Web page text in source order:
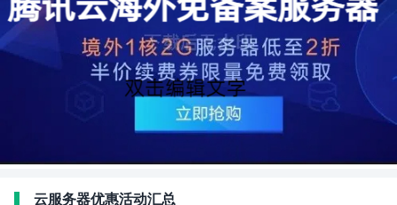
云服务器优惠活动汇总